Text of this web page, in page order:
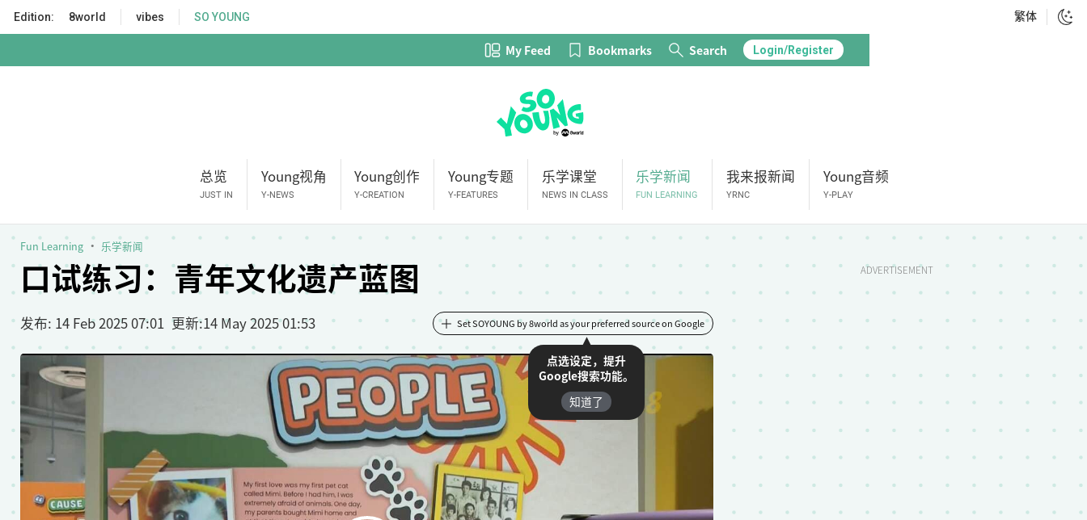
p
Edition: 8world vibes SO YOUNG 繁体
My Feed Bookmarks Search Login/Register
总览
JUST IN
Young视角
Y-NEWS
Young创作
Y-CREATION
Young专题
Y-FEATURES
乐学课堂
NEWS IN CLASS
乐学新闻
FUN LEARNING
我来报新闻
YRNC
Young音频
Y-PLAY
口试练习：青年文化遗产蓝图
Fun Learning 乐学新闻
发布: 14 Feb 2025 07:01 更新:14 May 2025 01:53 Set SOYOUNG by 8world as your preferred source on Google
点选设定，提升
Google搜索功能。
知道了
ADVERTISEMENT